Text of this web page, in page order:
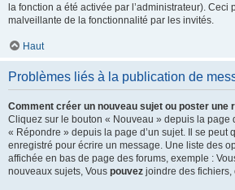
la fonction a été activée par l’administrateur). Ceci
malveillante de la fonctionnalité par les invités.
Haut
Problèmes liés à la publication de
Comment créer un nouveau sujet ou poster une
Cliquez sur le bouton « Nouveau » depuis la page
« Répondre » depuis la page d’un sujet. Il se peut
enregistré pour écrire un message. Une liste des
affichée en bas de page des forums, exemple :
nouveaux sujets, Vous pouvez joindre des fichiers,